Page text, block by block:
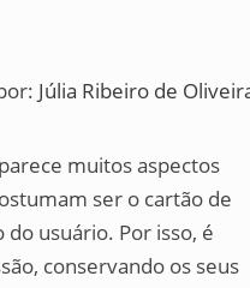
Júlia Ribeiro de
muitos aspectos
ser o cartão de
usuário. Por isso, é
conservando os seus